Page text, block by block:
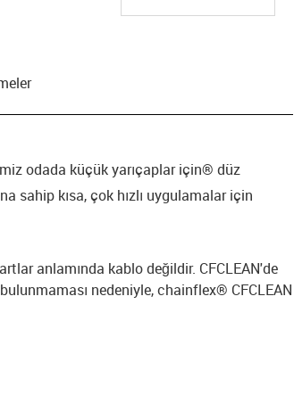
odada küçük yarıçaplar için® düz
sahip kısa, çok hızlı uygulamalar için
anlamında kablo değildir. CFCLEAN'de
nedeniyle, chainflex® CFCLEAN